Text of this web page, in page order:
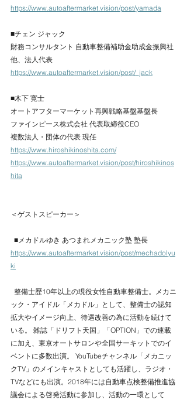
https://www.autoaftermarket.vision/post/yamada
■チェン ジャック
財務コンサルタント 自動車整備補助金助成金振興社
他、法人代表
https://www.autoaftermarket.vision/post/_jack
■木下 寛士
オートアフターマーケット再興戦略基盤基盤長
ファインピース株式会社 代表取締役CEO
複数法人・団体の代表 現任
https://www.hiroshikinoshita.com/
https://www.autoaftermarket.vision/post/hiroshikinos
hita
＜ゲストスピーカー＞
  ■メカドルゆき あつまれメカニック塾 塾長
https://www.autoaftermarket.vision/post/mechadolyu
ki
ック・アイドル「メカドル」として、整備士の認知
拡大やイメージ向上、待遇改善の為に活動を続けて
いる。 雑誌「ドリフト天国」「OPTION」での連載
に加え、東京オートサロンや全国サーキットでのイ
ベントに多数出演。 YouTubeチャンネル「メカニッ
クTV」のメインキャストとしても活躍し、ラジオ・
TVなどにも出演。2018年には自動車点検整備推進協
議会による啓発活動に参加し、活動の一環として